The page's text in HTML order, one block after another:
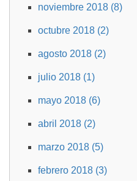
noviembre 2018 (8)
octubre 2018 (2)
agosto 2018 (2)
julio 2018 (1)
mayo 2018 (6)
abril 2018 (2)
marzo 2018 (5)
febrero 2018 (3)